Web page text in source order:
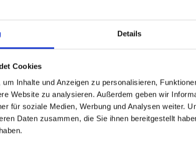
Details
Cookies
Inhalte und Anzeigen zu personalisieren,
Website zu analysieren. Außerdem geben wir
für soziale Medien, Werbung und Analysen weiter.
Daten zusammen, die Sie ihnen bereitgestellt